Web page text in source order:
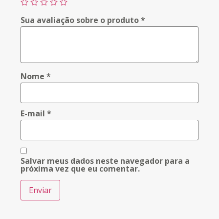
Sua avaliação sobre o produto*
Nome*
E-mail*
Salvar meus dados neste navegador para a
próxima vez que eu comentar.